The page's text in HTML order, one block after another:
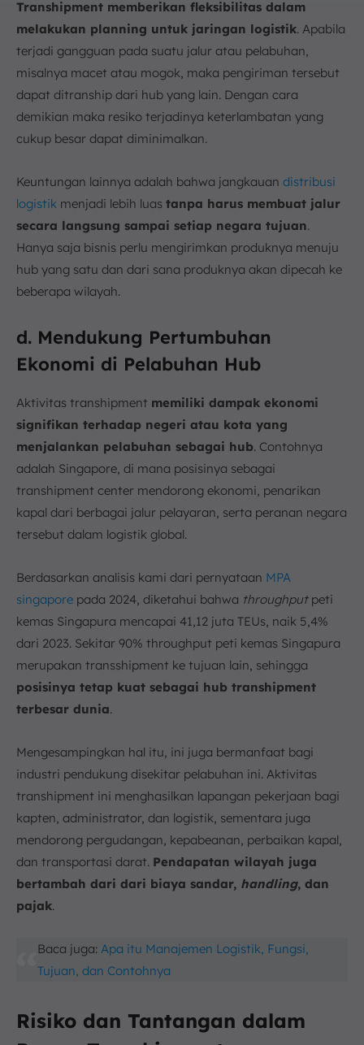
Transhipment memberikan fleksibilitas dalam
melakukan planning untuk jaringan logistik. Apabila
terjadi gangguan pada suatu jalur atau pelabuhan,
misalnya macet atau mogok, maka pengiriman tersebut
dapat ditranship dari hub yang lain. Dengan cara
demikian maka resiko terjadinya keterlambatan yang
cukup besar dapat diminimalkan.
Keuntungan lainnya adalah bahwa jangkauan distribusi
logistik menjadi lebih luas tanpa harus membuat jalur
secara langsung sampai setiap negara tujuan.
Hanya saja bisnis perlu mengirimkan produknya menuju
hub yang satu dan dari sana produknya akan dipecah ke
beberapa wilayah.
d. Mendukung Pertumbuhan
Ekonomi di Pelabuhan Hub
Aktivitas transhipment memiliki dampak ekonomi
signifikan terhadap negeri atau kota yang
menjalankan pelabuhan sebagai hub. Contohnya
adalah Singapore, di mana posisinya sebagai
transhipment center mendorong ekonomi, penarikan
kapal dari berbagai jalur pelayaran, serta peranan negara
tersebut dalam logistik global.
Berdasarkan analisis kami dari pernyataan MPA
singapore pada 2024, diketahui bahwa throughputpeti
kemas Singapura mencapai 41,12 juta TEUs, naik 5,4%
dari 2023. Sekitar 90% throughput peti kemas Singapura
merupakan transshipment ke tujuan lain, sehingga
posisinya tetap kuat sebagai hub transhipment
terbesar dunia.
Mengesampingkan hal itu, ini juga bermanfaat bagi
industri pendukung disekitar pelabuhan ini. Aktivitas
transhipment ini menghasilkan lapangan pekerjaan bagi
kapten, administrator, dan logistik, sementara juga
mendorong pergudangan, kepabeanan, perbaikan kapal,
dan transportasi darat. Pendapatan wilayah juga
bertambah dari dari biaya sandar, handling, dan
pajak.
Baca juga: Apa itu Manajemen Logistik, Fungsi,
Tujuan, dan Contohnya
Risiko dan Tantangan dalam